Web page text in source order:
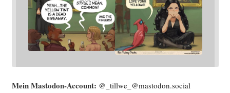
Mein Mast­o­don-Account: @_tillwe_@mastodon.social